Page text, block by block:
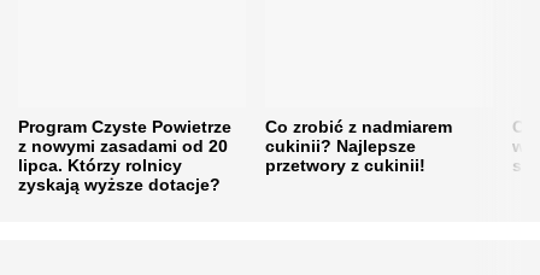
Program Czyste Powietrze
z nowymi zasadami od 20
lipca. Którzy rolnicy
zyskają wyższe dotacje?
Co zrobić z nadmiarem
cukinii? Najlepsze
przetwory z cukinii!
w